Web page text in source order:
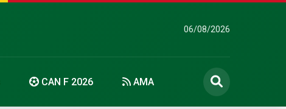
06/08/2026
CAN F 2026 AMA